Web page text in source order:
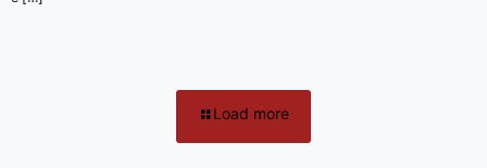
Load more